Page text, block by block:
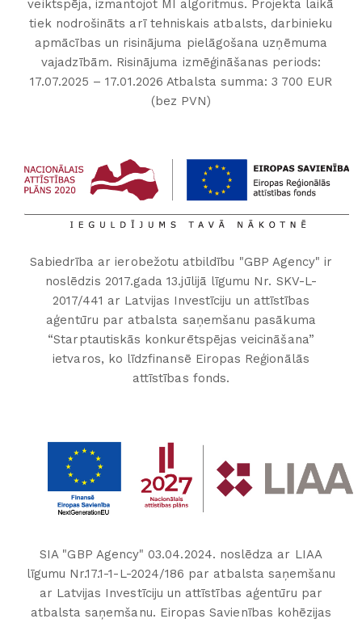
veiktspēja, izmantojot MI algoritmus. Projekta laikā
tiek nodrošināts arī tehniskais atbalsts, darbinieku
apmācības un risinājuma pielāgošana uzņēmuma
vajadzībām. Risinājuma izmēģināšanas periods:
17.07.2025 – 17.01.2026 Atbalsta summa: 3 700 EUR
(bez PVN)
Sabiedrība ar ierobežotu atbildību "GBP Agency" ir
noslēdzis 2017.gada 13.jūlijā līgumu Nr. SKV-L-
2017/441 ar Latvijas Investīciju un attīstības
aģentūru par atbalsta saņemšanu pasākuma
“Starptautiskās konkurētspējas veicināšana”
ietvaros, ko līdzfinansē Eiropas Reģionālās
attīstības fonds.
SIA "GBP Agency" 03.04.2024. noslēdza ar LIAA
līgumu Nr.17.1-1-L-2024/186 par atbalsta saņemšanu
ar Latvijas Investīciju un attīstības aģentūru par
atbalsta saņemšanu. Eiropas Savienības kohēzijas